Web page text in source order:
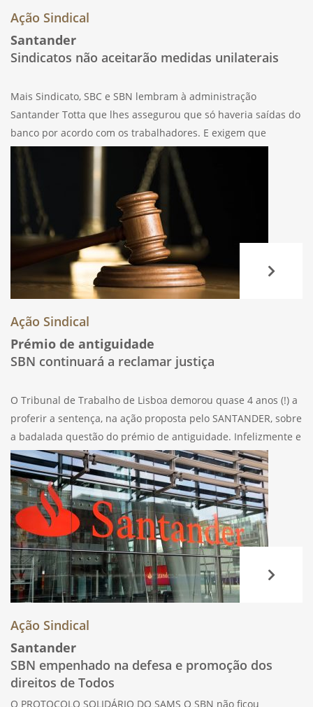
Ação Sindical
Santander
Sindicatos não aceitarão medidas unilaterais
Mais Sindicato, SBC e SBN lembram à administração
Santander Totta que lhes assegurou que só haveria saídas do
banco por acordo com os trabalhadores. E exigem que
cumpra a sua promessa. Os Sindicatos foram hoje
surpreendidos pela nota de imprensa
Ação Sindical
Prémio de antiguidade
SBN continuará a reclamar justiça
O Tribunal de Trabalho de Lisboa demorou quase 4 anos (!) a
proferir a sentença, na ação proposta pelo SANTANDER, sobre
a badalada questão do prémio de antiguidade. Infelizmente e
contrariando as expetativas, não deu razão ao que
defenderam todos
Ação Sindical
Santander
SBN empenhado na defesa e promoção dos
direitos de Todos
O PROTOCOLO SOLIDÁRIO DO SAMS O SBN não ficou